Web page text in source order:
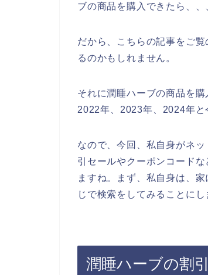
ブの商品を購入できたら、、
だから、こちらの記事をご
るのかもしれません。
それに潤睡ハーブの商品を
2022年、2023年、2024年と
なので、今回、私自身がネ
引セールやクーポンコード
ますね。まず、私自身は、
じで検索をしてみることにし
潤睡ハーブの割